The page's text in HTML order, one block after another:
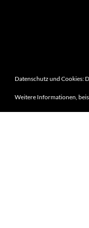
Datenschutz und Cookies:
Weitere Informationen,